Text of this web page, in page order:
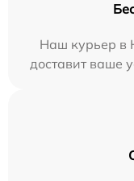
Наш курьер в
доставит ваше